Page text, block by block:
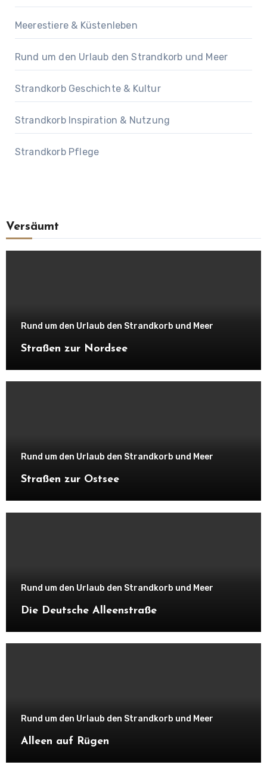
Meerestiere & Küstenleben
Rund um den Urlaub den Strandkorb und Meer
Strandkorb Geschichte & Kultur
Strandkorb Inspiration & Nutzung
Strandkorb Pflege
Versäumt
Rund um den Urlaub den Strandkorb und Meer
Straßen zur Nordsee
Rund um den Urlaub den Strandkorb und Meer
Straßen zur Ostsee
Rund um den Urlaub den Strandkorb und Meer
Die Deutsche Alleenstraße
Rund um den Urlaub den Strandkorb und Meer
Alleen auf Rügen